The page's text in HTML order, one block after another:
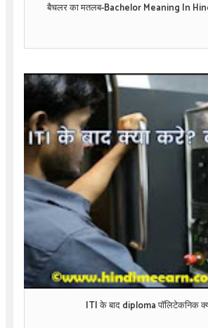
बैचलर का मतलब-Bachelor Meaning In
ITI के बाद diploma पॉलिटेकनिक